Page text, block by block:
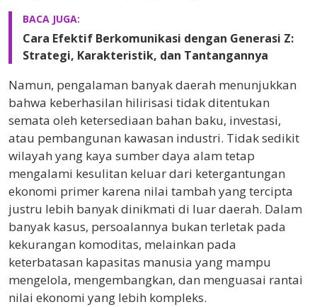
BACA JUGA:
Cara Efektif Berkomunikasi dengan Generasi Z:
Strategi, Karakteristik, dan Tantangannya
Namun, pengalaman banyak daerah menunjukkan
bahwa keberhasilan hilirisasi tidak ditentukan
semata oleh ketersediaan bahan baku, investasi,
atau pembangunan kawasan industri. Tidak sedikit
wilayah yang kaya sumber daya alam tetap
mengalami kesulitan keluar dari ketergantungan
ekonomi primer karena nilai tambah yang tercipta
justru lebih banyak dinikmati di luar daerah. Dalam
banyak kasus, persoalannya bukan terletak pada
kekurangan komoditas, melainkan pada
keterbatasan kapasitas manusia yang mampu
mengelola, mengembangkan, dan menguasai rantai
nilai ekonomi yang lebih kompleks.